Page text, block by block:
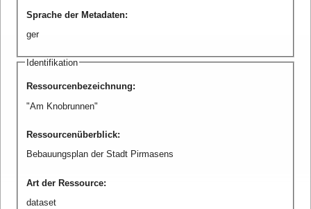
Sprache der Metadaten:
ger
Identifikation
Ressourcenbezeichnung:
"Am Knobrunnen"
Ressourcenüberblick:
Bebauungsplan der Stadt Pirmasens
Art der Ressource:
dataset